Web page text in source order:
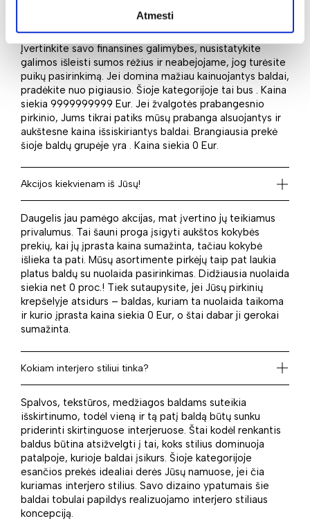
Atmesti
Didelė baldų įvairovė mums leidžia kiekvienam iš Jūsų
siūlyti ir platų kainų diapazoną: nuo pigių iki brangių.
Įvertinkite savo finansines galimybes, nusistatykite
galimos išleisti sumos rėžius ir neabejojame, jog turėsite
puikų pasirinkimą. Jei domina mažiau kainuojantys baldai,
pradėkite nuo pigiausio. Šioje kategorijoje tai bus . Kaina
siekia 9999999999 Eur. Jei žvalgotės prabangesnio
pirkinio, Jums tikrai patiks mūsų prabanga alsuojantys ir
aukštesne kaina išsiskiriantys baldai. Brangiausia prekė
šioje baldų grupėje yra . Kaina siekia 0 Eur.
Akcijos kiekvienam iš Jūsų!
Daugelis jau pamėgo akcijas, mat įvertino jų teikiamus
privalumus. Tai šauni proga įsigyti aukštos kokybės
prekių, kai jų įprasta kaina sumažinta, tačiau kokybė
išlieka ta pati. Mūsų asortimente pirkėjų taip pat laukia
platus baldų su nuolaida pasirinkimas. Didžiausia nuolaida
siekia net 0 proc.! Tiek sutaupysite, jei Jūsų pirkinių
krepšelyje atsidurs – baldas, kuriam ta nuolaida taikoma
ir kurio įprasta kaina siekia 0 Eur, o štai dabar ji gerokai
sumažinta.
Kokiam interjero stiliui tinka?
Spalvos, tekstūros, medžiagos baldams suteikia
išskirtinumo, todėl vieną ir tą patį baldą būtų sunku
priderinti skirtinguose interjeruose. Štai kodėl renkantis
baldus būtina atsižvelgti į tai, koks stilius dominuoja
patalpoje, kurioje baldai įsikurs. Šioje kategorijoje
esančios prekės idealiai derės Jūsų namuose, jei čia
kuriamas interjero stilius. Savo dizaino ypatumais šie
baldai tobulai papildys realizuojamo interjero stiliaus
koncepciją.